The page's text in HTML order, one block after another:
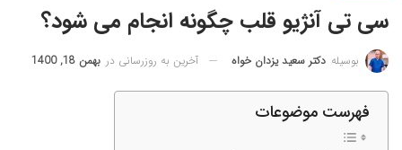
سی تی آنژیو قلب چگونه انجام می شود؟
بوسیله دکتر سعید یزدان خواه آخرین به روزرسانی در بهمن 18, 1400
فهرست موضوعات